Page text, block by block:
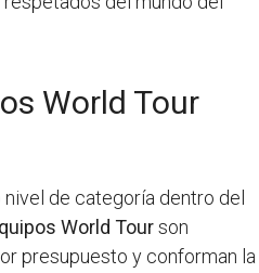
World Tour
de categoría dentro del
World Tourson
presupuesto y conforman la